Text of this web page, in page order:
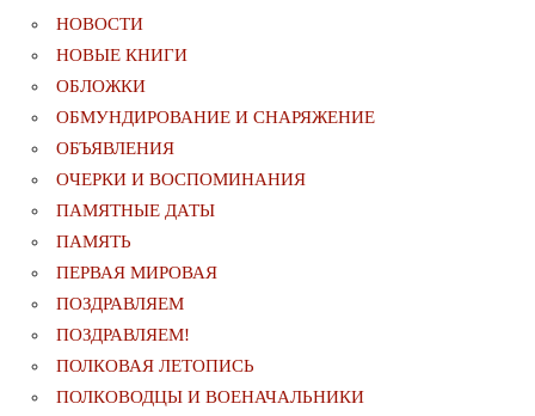
НОВОСТИ
НОВЫЕ КНИГИ
ОБЛОЖКИ
ОБМУНДИРОВАНИЕ И СНАРЯЖЕНИЕ
ОБЪЯВЛЕНИЯ
ОЧЕРКИ И ВОСПОМИНАНИЯ
ПАМЯТНЫЕ ДАТЫ
ПАМЯТЬ
ПЕРВАЯ МИРОВАЯ
ПОЗДРАВЛЯЕМ
ПОЗДРАВЛЯЕМ!
ПОЛКОВАЯ ЛЕТОПИСЬ
ПОЛКОВОДЦЫ И ВОЕНАЧАЛЬНИКИ